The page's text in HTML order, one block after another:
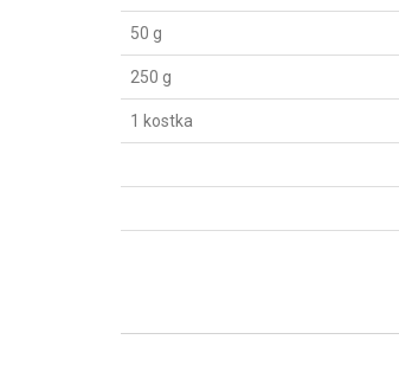
50 g
250 g
1 kostka